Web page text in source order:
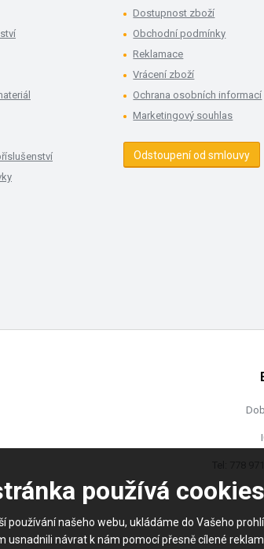
používá cookies
používání našeho webu, ukládáme do Vašeho
usnadnili návrat k nám pomocí přesně cílené
Dostupnost zboží
Obchodní podmínky
Reklamace
Vrácení zboží
Ochrana osobních informací
Marketingový souhlas
Odstoupení od smlouvy